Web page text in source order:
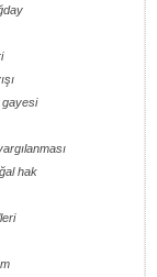
hak